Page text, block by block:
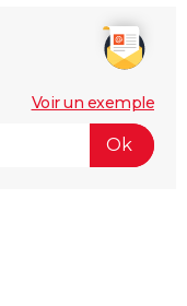
Voir un exemple